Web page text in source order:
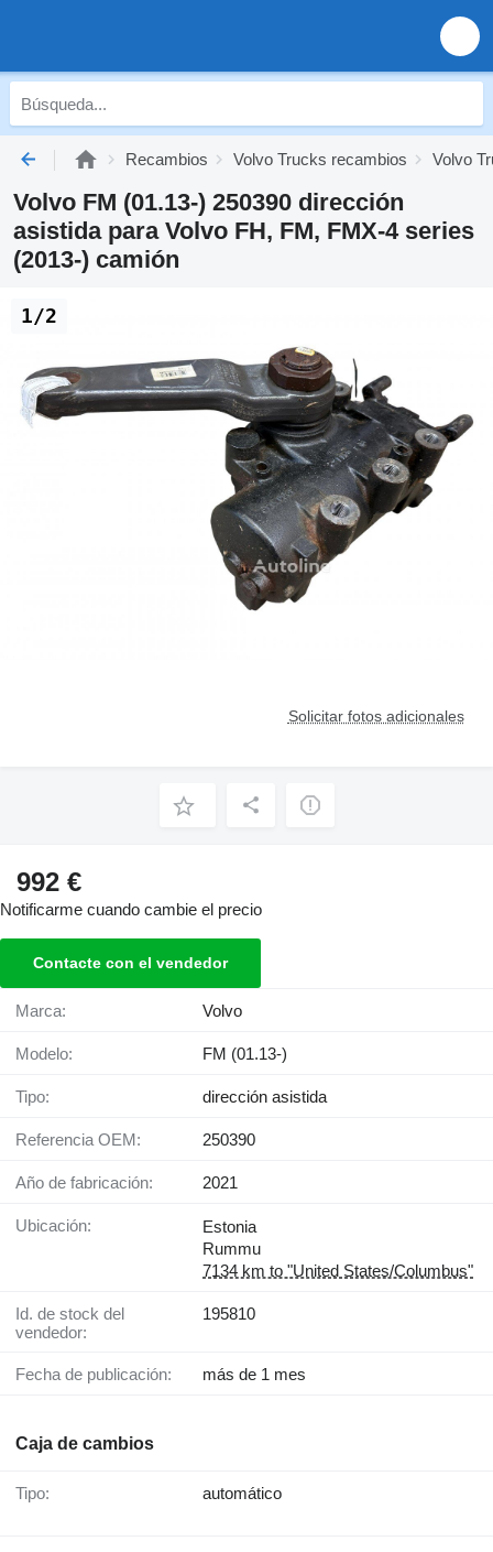
Recambios Volvo Trucks recambios Volvo
Volvo FM (01.13-) 250390 dirección
asistida para Volvo FH, FM, FMX-4 series
(2013-) camión
Solicitar fotos adicionales
1/2
992 €
Notificarme cuando cambie el precio
Contacte con el vendedor
Marca: Volvo
Modelo: FM (01.13-)
Tipo: dirección asistida
Referencia OEM: 250390
Año de fabricación: 2021
Ubicación:
Estonia
Rummu
7134 km to "United States/Columbus"
Id. de stock del
vendedor:
195810
Fecha de publicación: más de 1 mes
Caja de cambios
Tipo: automático